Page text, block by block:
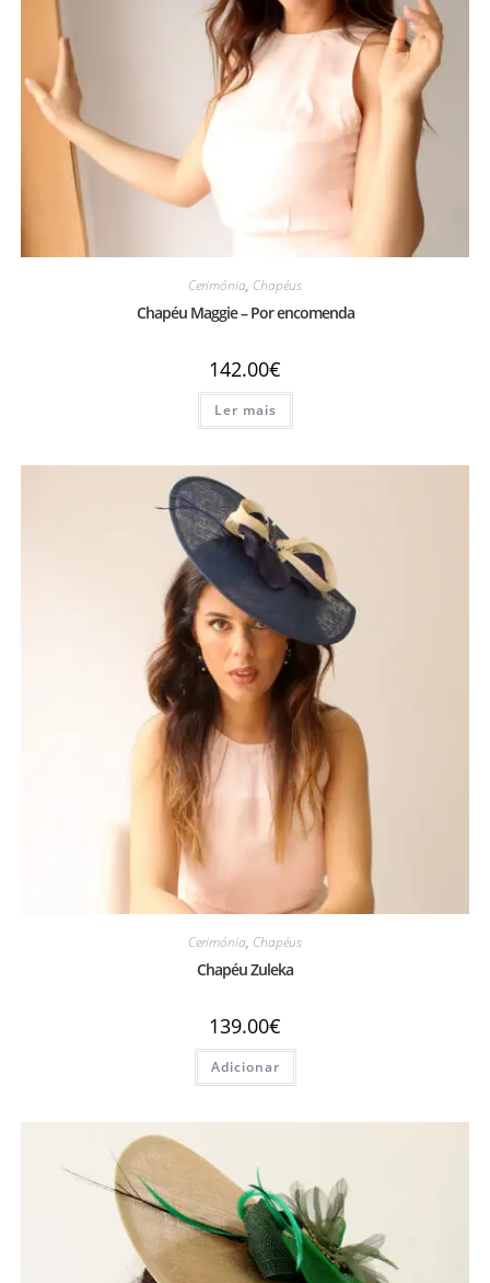
Cerimónia, Chapéus
Chapéu Maggie – Por encomenda
142.00€
Ler mais
Cerimónia, Chapéus
Chapéu Zuleka
139.00€
Adicionar